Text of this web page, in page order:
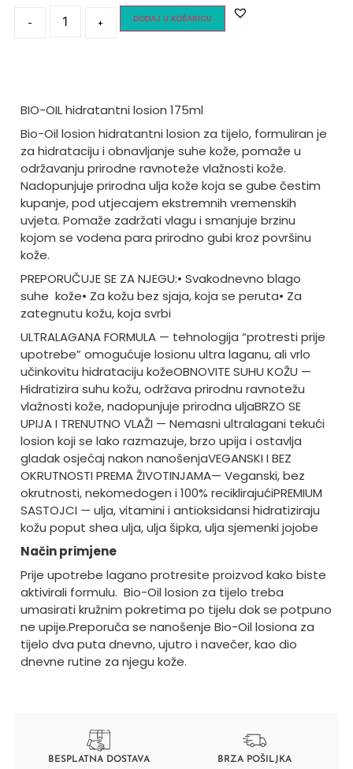
- + DODAJ U KOŠARICU
BIO-OIL hidratantni losion 175ml
Bio-Oil losion hidratantni losion za tijelo, formuliran je
za hidrataciju i obnavljanje suhe kože, pomaže u
održavanju prirodne ravnoteže vlažnosti kože.
Nadopunjuje prirodna ulja kože koja se gube čestim
kupanje, pod utjecajem ekstremnih vremenskih
uvjeta. Pomaže zadržati vlagu i smanjuje brzinu
kojom se vodena para prirodno gubi kroz površinu
kože.
PREPORUČUJE SE ZA NJEGU:• Svakodnevno blago
suhe kože• Za kožu bez sjaja, koja se peruta• Za
zategnutu kožu, koja svrbi
ULTRALAGANA FORMULA — tehnologija “protresti prije
upotrebe” omogućuje losionu ultra laganu, ali vrlo
učinkovitu hidrataciju kožeOBNOVITE SUHU KOŽU —
Hidratizira suhu kožu, održava prirodnu ravnotežu
vlažnosti kože, nadopunjuje prirodna uljaBRZO SE
UPIJA I TRENUTNO VLAŽI — Nemasni ultralagani tekući
losion koji se lako razmazuje, brzo upija i ostavlja
gladak osjećaj nakon nanošenjaVEGANSKI I BEZ
OKRUTNOSTI PREMA ŽIVOTINJAMA— Veganski, bez
okrutnosti, nekomedogen i 100% reciklirajućiPREMIUM
SASTOJCI — ulja, vitamini i antioksidansi hidratiziraju
kožu poput shea ulja, ulja šipka, ulja sjemenki jojobe
Način primjene
Prije upotrebe lagano protresite proizvod kako biste
aktivirali formulu. Bio-Oil losion za tijelo treba
umasirati kružnim pokretima po tijelu dok se potpuno
ne upije.Preporuča se nanošenje Bio-Oil losiona za
tijelo dva puta dnevno, ujutro i navečer, kao dio
dnevne rutine za njegu kože.
BESPLATNA DOSTAVA BRZA POŠILJKA